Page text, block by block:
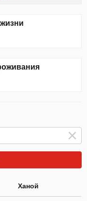
Ханой